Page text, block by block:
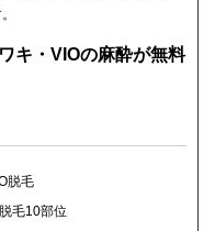
キ・VIOの麻酔が無料
脱毛
毛10部位